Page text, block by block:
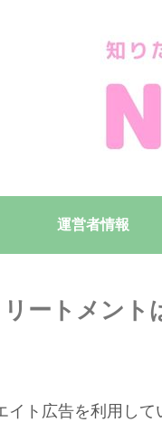
運営者情報
ートメン
ト広告を利用して